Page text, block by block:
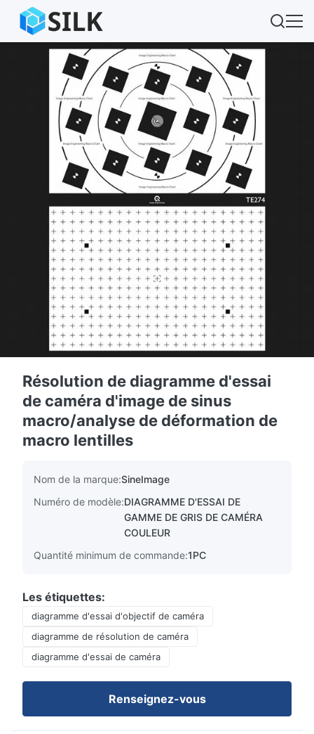
Résolution de diagramme d'essai
de caméra d'image de sinus
macro/analyse de déformation de
macro lentilles
Nom de la marque:SineImage
Numéro de modèle:DIAGRAMME D'ESSAI DE
GAMME DE GRIS DE CAMÉRA
COULEUR
Quantité minimum de commande:1PC
Les étiquettes:
diagramme d'essai d'objectif de caméra
diagramme de résolution de caméra
diagramme d'essai de caméra
Renseignez-vous